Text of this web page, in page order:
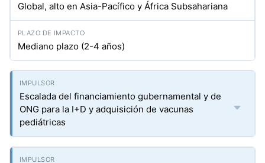
Global, alto en Asia-Pacífico y África Subsahariana
Mediano plazo (2-4 años)
Escalada del financiamiento gubernamental y de
ONG para la I+D y adquisición de vacunas
pediátricas